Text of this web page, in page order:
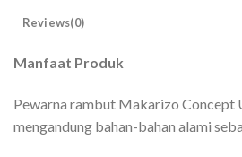
Reviews(0)
Manfaat Produk
Pewarna rambut Makarizo Concept
mengandung bahan-bahan alami